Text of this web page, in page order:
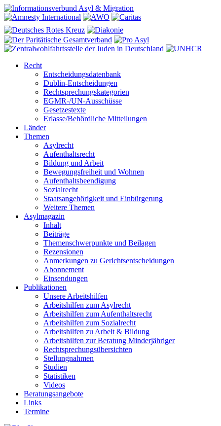
Recht
Entscheidungsdatenbank
Dublin-Entscheidungen
Rechtsprechungskategorien
EGMR-/UN-Ausschüsse
Gesetzestexte
Erlasse/Behördliche Mitteilungen
Länder
Themen
Asylrecht
Aufenthaltsrecht
Bildung und Arbeit
Bewegungsfreiheit und Wohnen
Aufenthaltsbeendigung
Sozialrecht
Staatsangehörigkeit und Einbürgerung
Weitere Themen
Asylmagazin
Inhalt
Beiträge
Themenschwerpunkte und Beilagen
Rezensionen
Anmerkungen zu Gerichtsentscheidungen
Abonnement
Einsendungen
Publikationen
Unsere Arbeitshilfen
Arbeitshilfen zum Asylrecht
Arbeitshilfen zum Aufenthaltsrecht
Arbeitshilfen zum Sozialrecht
Arbeitshilfen zu Arbeit & Bildung
Arbeitshilfen zur Beratung Minderjähriger
Rechtsprechungsübersichten
Stellungnahmen
Studien
Statistiken
Videos
Beratungsangebote
Links
Termine